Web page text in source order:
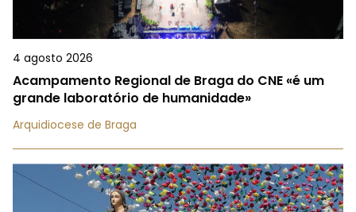
4 agosto 2026
Acampamento Regional de Braga do CNE «é um
grande laboratório de humanidade»
Arquidiocese de Braga